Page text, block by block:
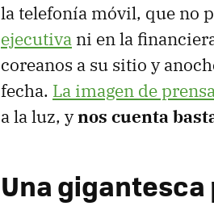
la telefonía móvil, que no
ejecutiva ni en la
coreanos a su sitio y
fecha. La imagen de
a la luz, ynos cuenta
Una